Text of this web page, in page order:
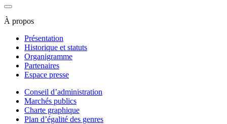
À propos
Présentation
Historique et statuts
Organigramme
Partenaires
Espace presse
Conseil d’administration
Marchés publics
Charte graphique
Plan d’égalité des genres